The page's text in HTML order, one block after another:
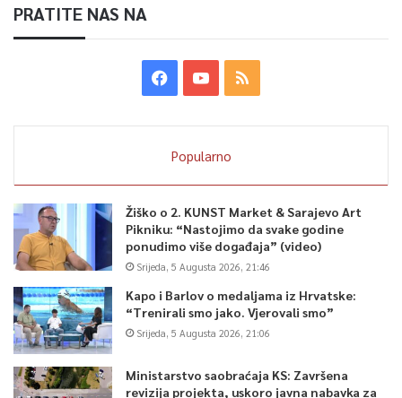
PRATITE NAS NA
Popularno
Žiško o 2. KUNST Market & Sarajevo Art
Pikniku: “Nastojimo da svake godine
ponudimo više događaja” (video)
Srijeda, 5 Augusta 2026, 21:46
Kapo i Barlov o medaljama iz Hrvatske:
“Trenirali smo jako. Vjerovali smo”
Srijeda, 5 Augusta 2026, 21:06
Ministarstvo saobraćaja KS: Završena
revizija projekta, uskoro javna nabavka za